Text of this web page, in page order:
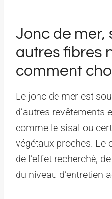
Jonc de mer,
autres fibres
comment
Le jonc de mer est
d’autres revêtements
comme le sisal ou
végétaux proches. Le
de l’effet recherché,
du niveau d’entretien